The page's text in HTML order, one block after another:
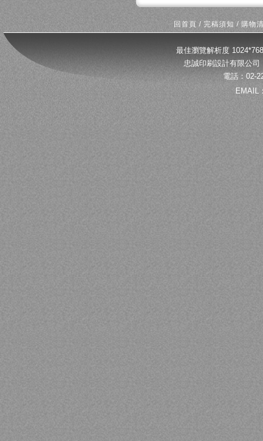
回首頁 /完稿須知 /購物
最佳瀏覽解析度
忠誠印刷設計有限公
電話：02-
EMAIL